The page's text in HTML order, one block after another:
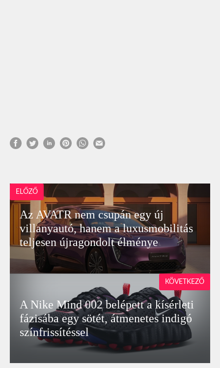
ELŐZŐ
Az AVATR nem csupán egy új
villanyautó, hanem a luxusmobilitás
teljesen újragondolt élménye
A Nike Mind 002 belépett a kísérleti
fázisába egy sötét, átmenetes indigó
színfrissítéssel
KÖVETKEZŐ